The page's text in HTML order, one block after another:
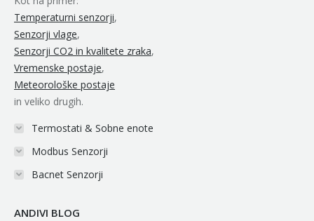
Temperaturni senzorji,
Senzorji vlage,
Senzorji CO2 in kvalitete zraka,
Vremenske postaje,
Meteorološke postaje
in veliko drugih.
Termostati & Sobne enote
Modbus Senzorji
Bacnet Senzorji
ANDIVI BLOG